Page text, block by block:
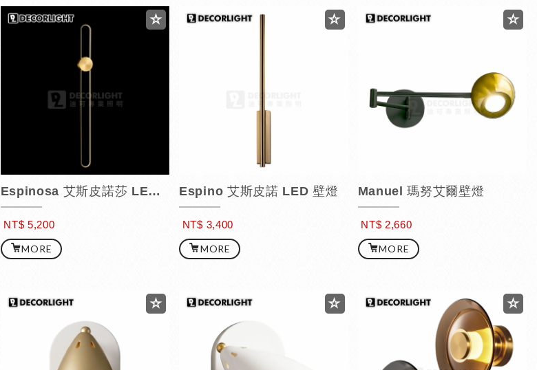
Espinosa 艾斯皮諾莎 LED 壁燈
NT$ 5,200
MORE
Espino 艾斯皮諾 LED 壁燈
NT$ 3,400
MORE
Manuel 瑪努艾爾壁燈
NT$ 2,660
MORE